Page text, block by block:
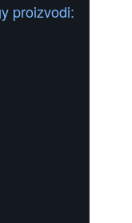
proizvodi: